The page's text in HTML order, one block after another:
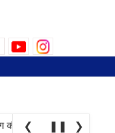
for:
में पंजाब ने केरल को पछाड़ा;
❮ ❚❚ ❯